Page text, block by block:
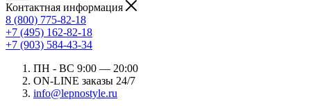
Контактная информация
8 (800) 775-82-18
+7 (495) 162-82-18
+7 (903) 584-43-34
ПН - ВС 9:00 — 20:00
ON-LINE заказы 24/7
info@lepnostyle.ru